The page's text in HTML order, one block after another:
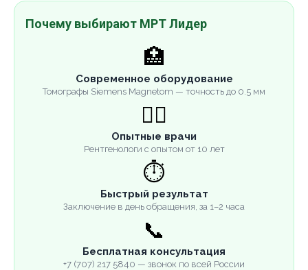
Почему выбирают МРТ Лидер
🏥
Современное оборудование
Томографы Siemens Magnetom — точность до 0.5 мм
👨‍⚕️
Опытные врачи
Рентгенологи с опытом от 10 лет
⏱️
Быстрый результат
Заключение в день обращения, за 1–2 часа
📞
Бесплатная консультация
+7 (707) 217 5840 — звонок по всей России